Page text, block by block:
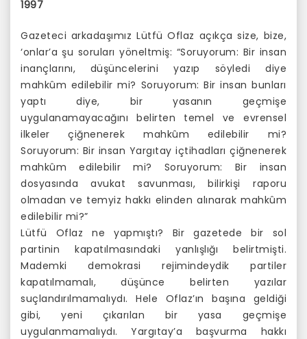
1997
Gazeteci arkadaşımız Lütfü Oflaz açıkça size, bize,
‘onlar’a şu soruları yöneltmiş: “Soruyorum: Bir insan
inançlarını, düşüncelerini yazıp söyledi diye
mahkûm edilebilir mi? Soruyorum: Bir insan bunları
yaptı diye, bir yasanın geçmişe
uygulanamayacağını belirten temel ve evrensel
ilkeler çiğnenerek mahkûm edilebilir mi?
Soruyorum: Bir insan Yargıtay içtihadları çiğnenerek
mahkûm edilebilir mi? Soruyorum: Bir insan
dosyasında avukat savunması, bilirkişi raporu
olmadan ve temyiz hakkı elinden alınarak mahkûm
edilebilir mi?”
Lütfü Oflaz ne yapmıştı? Bir gazetede bir sol
partinin kapatılmasındaki yanlışlığı belirtmişti.
Mademki demokrasi rejimindeydik partiler
kapatılmamalı, düşünce belirten yazılar
suçlandırılmamalıydı. Hele Oflaz’ın başına geldiği
gibi, yeni çıkarılan bir yasa geçmişe
uygulanmamalıydı. Yargıtay’a başvurma hakkı